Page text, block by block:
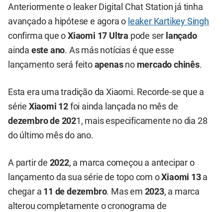
Anteriormente o leaker Digital Chat Station já tinha
avançado a hipótese e agora o leaker Kartikey Singh
confirma que oXiaomi 17 Ultra pode ser lançado
ainda este ano. As más notícias é que esse
lançamento será feito apenas no mercado chinês.
Esta era uma tradição da Xiaomi. Recorde-se que a
série Xiaomi 12 foi ainda lançada no mês de
dezembro de 2021, mais especificamente no dia 28
do último mês do ano.
A partir de 2022, a marca começou a antecipar o
lançamento da sua série de topo com oXiaomi 13a
chegar a 11 de dezembro. Mas em 2023, a marca
alterou completamente o cronograma de